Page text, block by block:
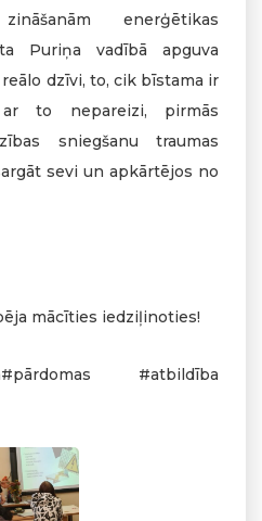
enerģētikas
Puriņa vadībā apguva
dzīvi, to, cik bīstama ir
to nepareizi, pirmās
sniegšanu traumas
sevi un apkārtējos no
mācīties iedziļinoties!
#atbildība